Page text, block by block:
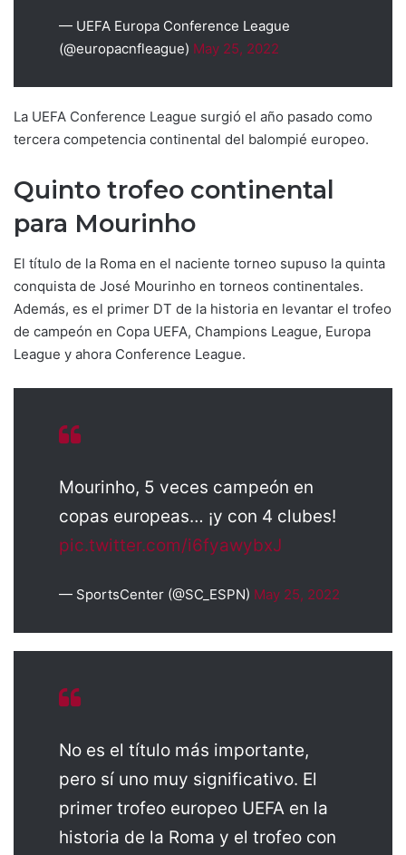
— UEFA Europa Conference League
(@europacnfleague) May 25, 2022
La UEFA Conference League surgió el año pasado como
tercera competencia continental del balompié europeo.
Quinto trofeo continental
para Mourinho
El título de la Roma en el naciente torneo supuso la quinta
conquista de José Mourinho en torneos continentales.
Además, es el primer DT de la historia en levantar el trofeo
de campeón en Copa UEFA, Champions League, Europa
League y ahora Conference League.
Mourinho, 5 veces campeón en
copas europeas… ¡y con 4 clubes!
pic.twitter.com/i6fyawybxJ
— SportsCenter (@SC_ESPN) May 25, 2022
No es el título más importante,
pero sí uno muy significativo. El
primer trofeo europeo UEFA en la
historia de la Roma y el trofeo con